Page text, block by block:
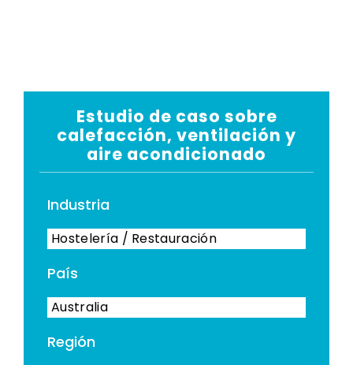
Estudio de caso sobre
calefacción, ventilación y
aire acondicionado
Industria
Hostelería / Restauración
País
Australia
Región